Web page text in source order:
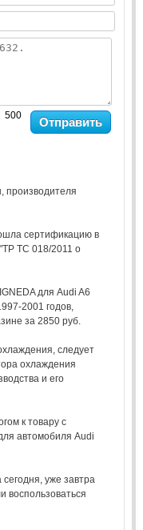
Отправить
производителя
сертификацию в
ТС 018/2011 о
для Audi A6
2001 годов,
за 2850 руб.
следует
охлаждения
и его
к товару с
автомобиля Audi
уже завтра
воспользоваться